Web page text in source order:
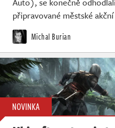
připravované městské
Michal Burian
NOVINKA